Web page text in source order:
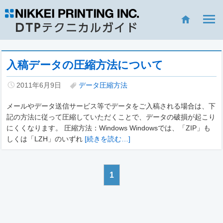
入稿データの圧縮方法について
2011年6月9日 データ圧縮方法
メールやデータ送信サービス等でデータをご入稿される場合は、下
記の方法に従って圧縮していただくことで、データの破損が起こり
にくくなります。 圧縮方法：Windows Windowsでは、「ZIP」も
しくは「LZH」のいずれ [続きを読む…]
1